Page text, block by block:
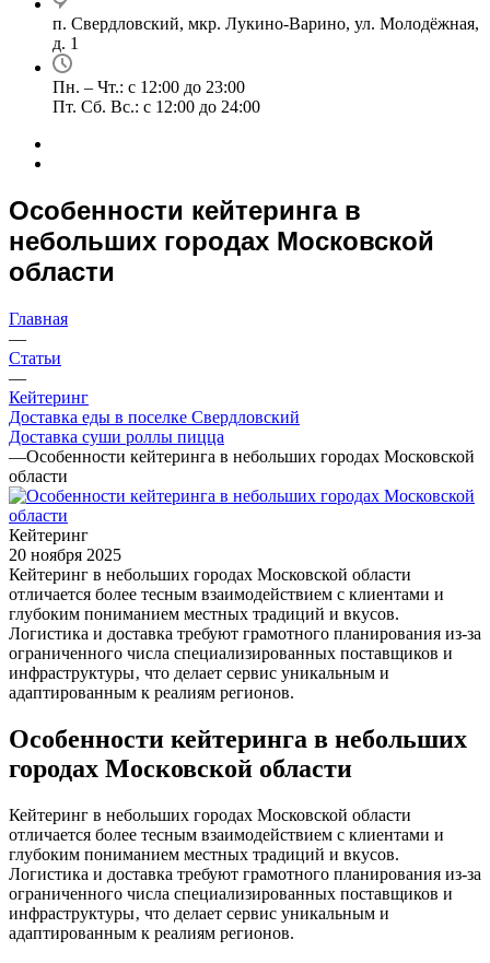
п. Свердловский, мкр. Лукино-Варино, ул. Молодёжная,
д. 1
Пн. – Чт.: с 12:00 до 23:00
Пт. Сб. Вс.: с 12:00 до 24:00
Особенности кейтеринга в
небольших городах Московской
области
Главная
—
Статьи
—
Кейтеринг
Доставка еды в поселке Свердловский
Доставка суши роллы пицца
—Особенности кейтеринга в небольших городах Московской
области
Кейтеринг
20 ноября 2025
Кейтеринг в небольших городах Московской области
отличается более тесным взаимодействием с клиентами и
глубоким пониманием местных традиций и вкусов.
Логистика и доставка требуют грамотного планирования из-за
ограниченного числа специализированных поставщиков и
инфраструктуры‚ что делает сервис уникальным и
адаптированным к реалиям регионов.
Особенности кейтеринга в небольших
городах Московской области
Кейтеринг в небольших городах Московской области
отличается более тесным взаимодействием с клиентами и
глубоким пониманием местных традиций и вкусов.
Логистика и доставка требуют грамотного планирования из-за
ограниченного числа специализированных поставщиков и
инфраструктуры‚ что делает сервис уникальным и
адаптированным к реалиям регионов.